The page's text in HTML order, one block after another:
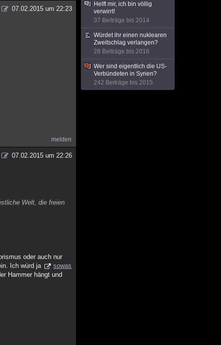
07.02.2015 um 22:23
melden
07.02.2015 um 22:26
Welt, die freien
oder auch nur
Ich würd ja
sowas
Hammer hängt und
Helft mir, ich bin völlig
verwirrt!
37 Beiträge bis 2014
Würdet ihr einen nuklearen
Zweitschlag verlangen?
28 Beiträge bis 2016
Wer sind eigentlich die US-
Verbündeten in Syrien?
242 Beiträge bis 2015